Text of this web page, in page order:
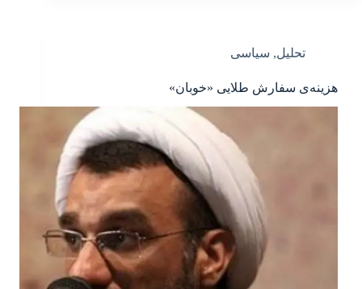
تحلیل, سیاسی
هزینه‌ی سفارش‌ طلایی «خوبان»